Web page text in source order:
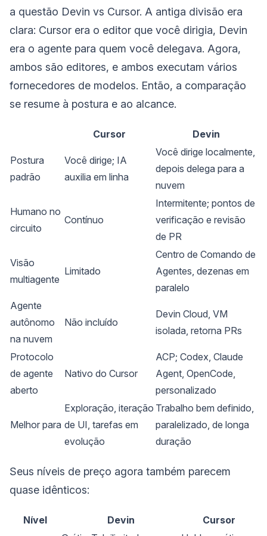
a questão Devin vs Cursor. A antiga divisão era
clara: Cursor era o editor que você dirigia, Devin
era o agente para quem você delegava. Agora,
ambos são editores, e ambos executam vários
fornecedores de modelos. Então, a comparação
se resume à postura e ao alcance.
Cursor Devin
Postura
padrão
Você dirige; IA
auxilia em linha
Você dirige localmente,
depois delega para a
nuvem
Humano no
circuito
Contínuo
Intermitente; pontos de
verificação e revisão
de PR
Visão
multiagente
Limitado
Centro de Comando de
Agentes, dezenas em
paralelo
Agente
autônomo
na nuvem
Não incluído
Devin Cloud, VM
isolada, retorna PRs
Protocolo
de agente
aberto
Nativo do Cursor
ACP; Codex, Claude
Agent, OpenCode,
personalizado
Melhor para
Exploração, iteração
de UI, tarefas em
evolução
Trabalho bem definido,
paralelizado, de longa
duração
Seus níveis de preço agora também parecem
quase idênticos:
Nível Devin
Cursor